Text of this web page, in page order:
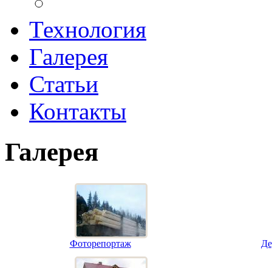
Технология
Галерея
Статьи
Контакты
Галерея
Фоторепортаж